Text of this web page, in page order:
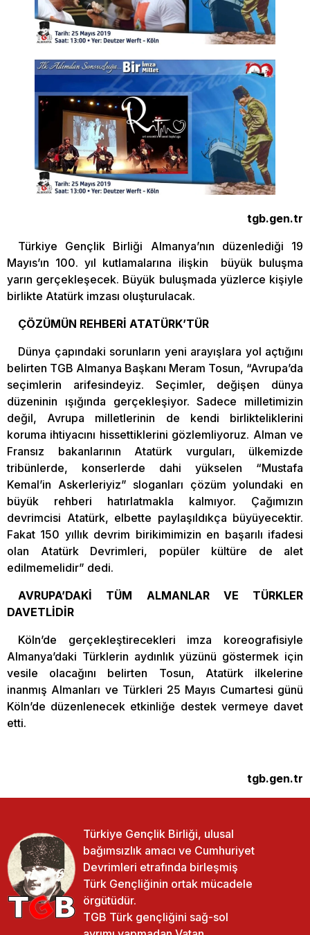
tgb.gen.tr
Türkiye Gençlik Birliği Almanya’nın düzenlediği 19
Mayıs’ın 100. yıl kutlamalarına ilişkin büyük buluşma
yarın gerçekleşecek. Büyük buluşmada yüzlerce kişiyle
birlikte Atatürk imzası oluşturulacak.
ÇÖZÜMÜN REHBERİ ATATÜRK’TÜR
Dünya çapındaki sorunların yeni arayışlara yol açtığını
belirten TGB Almanya Başkanı Meram Tosun, “Avrupa’da
seçimlerin arifesindeyiz. Seçimler, değişen dünya
düzeninin ışığında gerçekleşiyor. Sadece milletimizin
değil, Avrupa milletlerinin de kendi birlikteliklerini
koruma ihtiyacını hissettiklerini gözlemliyoruz. Alman ve
Fransız bakanlarının Atatürk vurguları, ülkemizde
tribünlerde, konserlerde dahi yükselen “Mustafa
Kemal’in Askerleriyiz” sloganları çözüm yolundaki en
büyük rehberi hatırlatmakla kalmıyor. Çağımızın
devrimcisi Atatürk, elbette paylaşıldıkça büyüyecektir.
Fakat 150 yıllık devrim birikimimizin en başarılı ifadesi
olan Atatürk Devrimleri, popüler kültüre de alet
edilmemelidir” dedi.
AVRUPA’DAKİ TÜM ALMANLAR VE TÜRKLER
DAVETLİDİR
Köln’de gerçekleştirecekleri imza koreografisiyle
Almanya’daki Türklerin aydınlık yüzünü göstermek için
vesile olacağını belirten Tosun, Atatürk ilkelerine
inanmış Almanları ve Türkleri 25 Mayıs Cumartesi günü
Köln’de düzenlenecek etkinliğe destek vermeye davet
etti.
tgb.gen.tr
Türkiye Gençlik Birliği, ulusal
bağımsızlık amacı ve Cumhuriyet
Devrimleri etrafında birleşmiş
Türk Gençliğinin ortak mücadele
örgütüdür.
TGB Türk gençliğini sağ-sol